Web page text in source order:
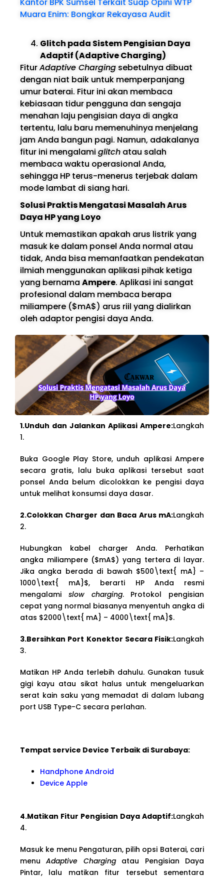
Muara Enim: Bongkar Rekayasa Audit
Glitch pada Sistem Pengisian Daya
Adaptif (Adaptive Charging)
FiturAdaptive Chargingsebetulnya dibuat
dengan niat baik untuk memperpanjang
umur baterai. Fitur ini akan membaca
kebiasaan tidur pengguna dan sengaja
menahan laju pengisian daya di angka
tertentu, lalu baru memenuhinya menjelang
jam Anda bangun pagi. Namun, adakalanya
fitur ini mengalami glitch atau salah
membaca waktu operasional Anda,
sehingga HP terus-menerus terjebak dalam
mode lambat di siang hari.
Solusi Praktis Mengatasi Masalah Arus
Daya HP yang Loyo
Untuk memastikan apakah arus listrik yang
masuk ke dalam ponsel Anda normal atau
tidak, Anda bisa memanfaatkan pendekatan
ilmiah menggunakan aplikasi pihak ketiga
yang bernama Ampere. Aplikasi ini sangat
profesional dalam membaca berapa
miliampere ($mA$) arus riil yang dialirkan
oleh adaptor pengisi daya Anda.
1.Unduh dan Jalankan Aplikasi Ampere:Langkah
1.
Buka Google Play Store, unduh aplikasi Ampere
secara gratis, lalu buka aplikasi tersebut saat
ponsel Anda belum dicolokkan ke pengisi daya
untuk melihat konsumsi daya dasar.
2.Colokkan Charger dan Baca Arus mA:Langkah
2.
Hubungkan kabel charger Anda. Perhatikan
angka miliampere ($mA$) yang tertera di layar.
Jika angka berada di bawah $500\text{ mA} –
1000\text{ mA}$, berarti HP Anda resmi
mengalami slow charging. Protokol pengisian
cepat yang normal biasanya menyentuh angka di
atas $2000\text{ mA} – 4000\text{ mA}$.
3.Bersihkan Port Konektor Secara Fisik:Langkah
3.
Matikan HP Anda terlebih dahulu. Gunakan tusuk
gigi kayu atau sikat halus untuk mengeluarkan
serat kain saku yang memadat di dalam lubang
port USB Type-C secara perlahan.
Tempat service Device Terbaik di Surabaya:
Handphone Android
Device Apple
4.Matikan Fitur Pengisian Daya Adaptif:Langkah
4.
Masuk ke menu Pengaturan, pilih opsi Baterai, cari
menuAdaptive Chargingatau Pengisian Daya
Pintar, lalu matikan fitur tersebut sementara